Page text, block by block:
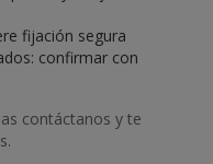
fijación segura
confirmar con
contáctanos y te